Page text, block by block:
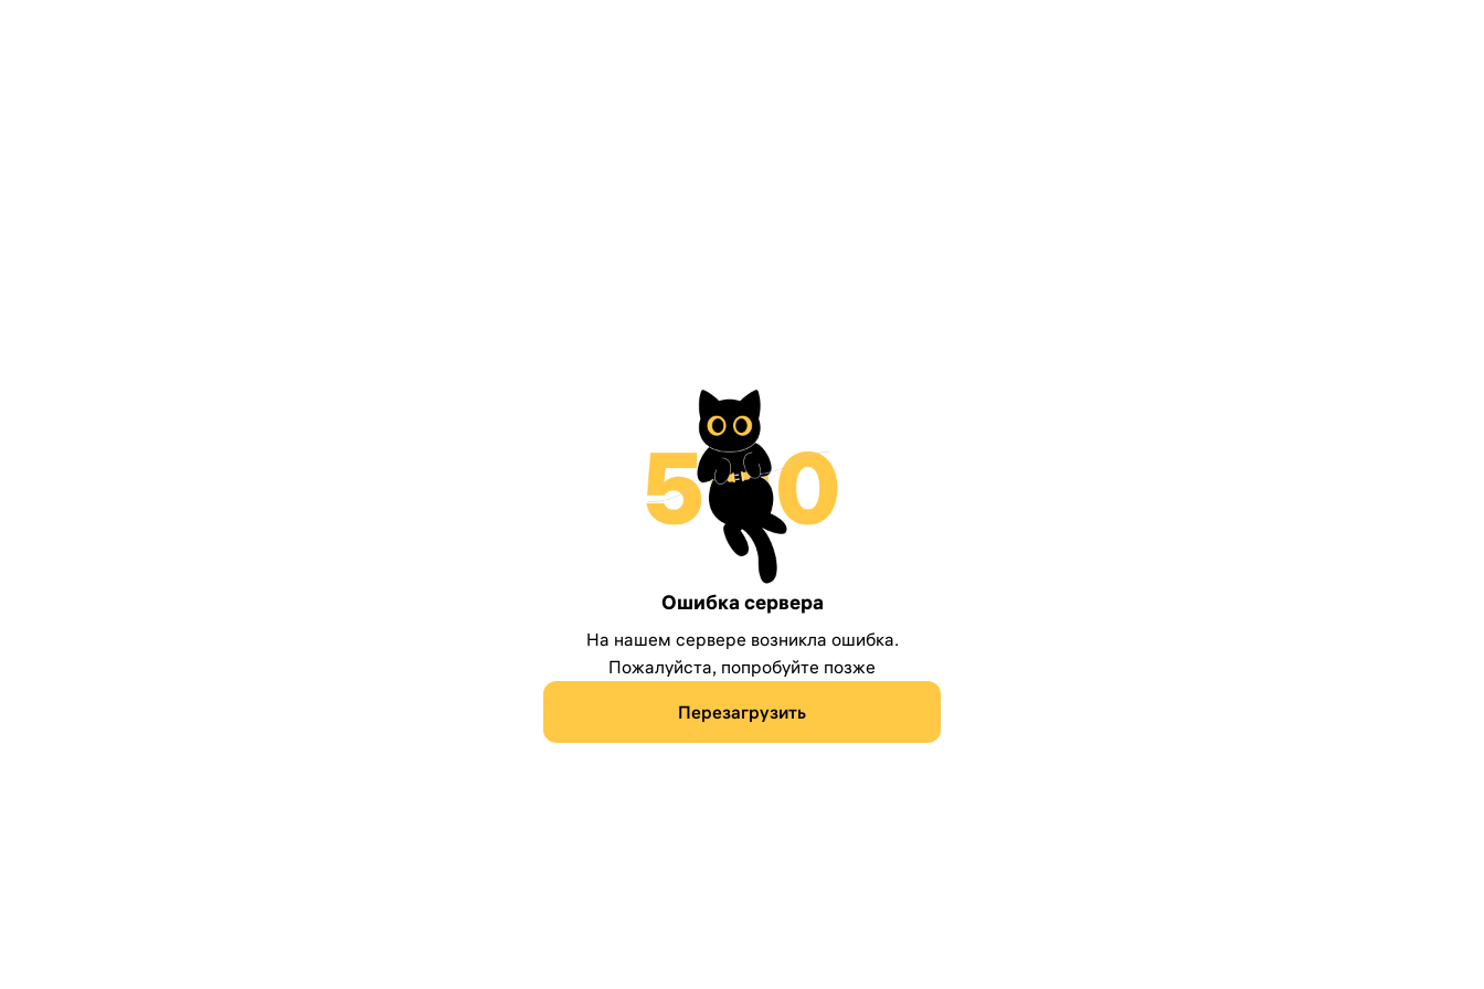
Ошибка сервера
На нашем сервере возникла ошибка.
Пожалуйста, попробуйте позже
Перезагрузить